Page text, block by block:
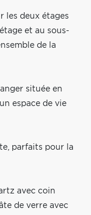
les deux étages
et au sous-
de la
située en
espace de vie
parfaits pour la
avec coin
de verre avec